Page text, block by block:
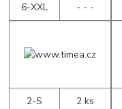
6-XXL
- - -
2-S
2 ks